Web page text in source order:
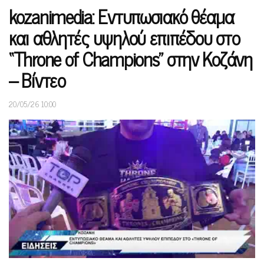
kozanimedia: Εντυπωσιακό θέαμα
και αθλητές υψηλού επιπέδου στο
“Throne of Champions” στην Κοζάνη
– Βίντεο
20/05/26 10:00